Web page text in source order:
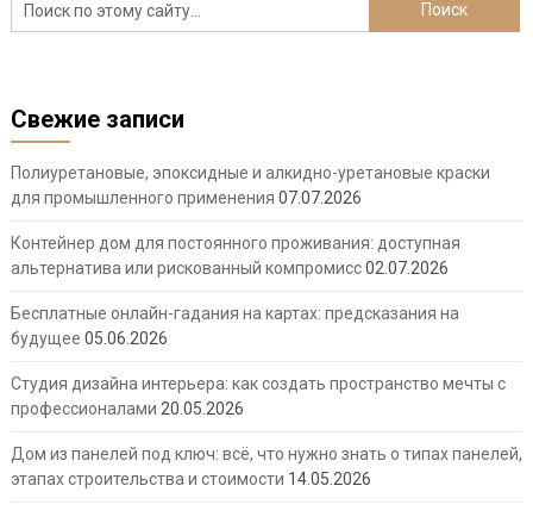
Свежие записи
Полиуретановые, эпоксидные и алкидно-уретановые краски
для промышленного применения 07.07.2026
Контейнер дом для постоянного проживания: доступная
альтернатива или рискованный компромисс02.07.2026
Бесплатные онлайн-гадания на картах: предсказания на
будущее 05.06.2026
Студия дизайна интерьера: как создать пространство мечты с
профессионалами 20.05.2026
Дом из панелей под ключ: всё, что нужно знать о типах панелей,
этапах строительства и стоимости 14.05.2026